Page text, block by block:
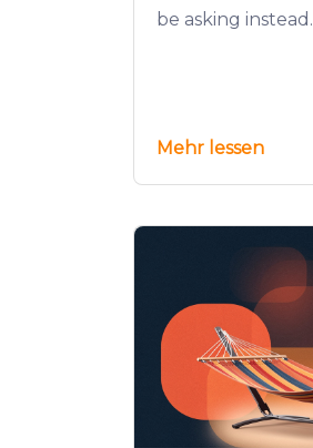
be asking instead.
Mehr lessen